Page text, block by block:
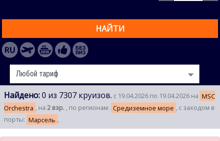
НАЙТИ
Найдено:0 из 7307 круизов. с 19.04.2026 по 19.04.2026 на MSC
Orchestra , на 2 взр. , по регионам: Средиземное море , с заходом в
порты: Марсель ,